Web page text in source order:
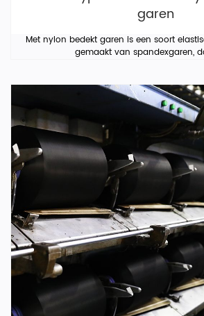
garen
Met nylon bedekt garen is een soort
gemaakt van spandexgaren,